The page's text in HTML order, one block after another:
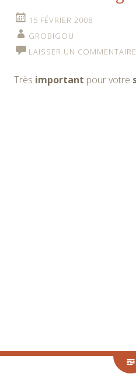
15 FÉVRIER 2008
GROBIGOU
LAISSER UN COMMENTAIRE
Très important pour votre